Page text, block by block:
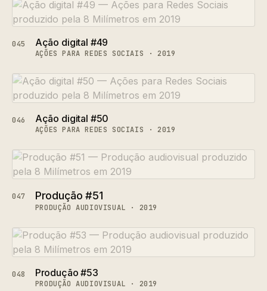
045 Ação digital #49
AÇÕES PARA REDES SOCIAIS · 2019
046 Ação digital #50
AÇÕES PARA REDES SOCIAIS · 2019
047 Produção #51
PRODUÇÃO AUDIOVISUAL · 2019
048 Produção #53
PRODUÇÃO AUDIOVISUAL · 2019